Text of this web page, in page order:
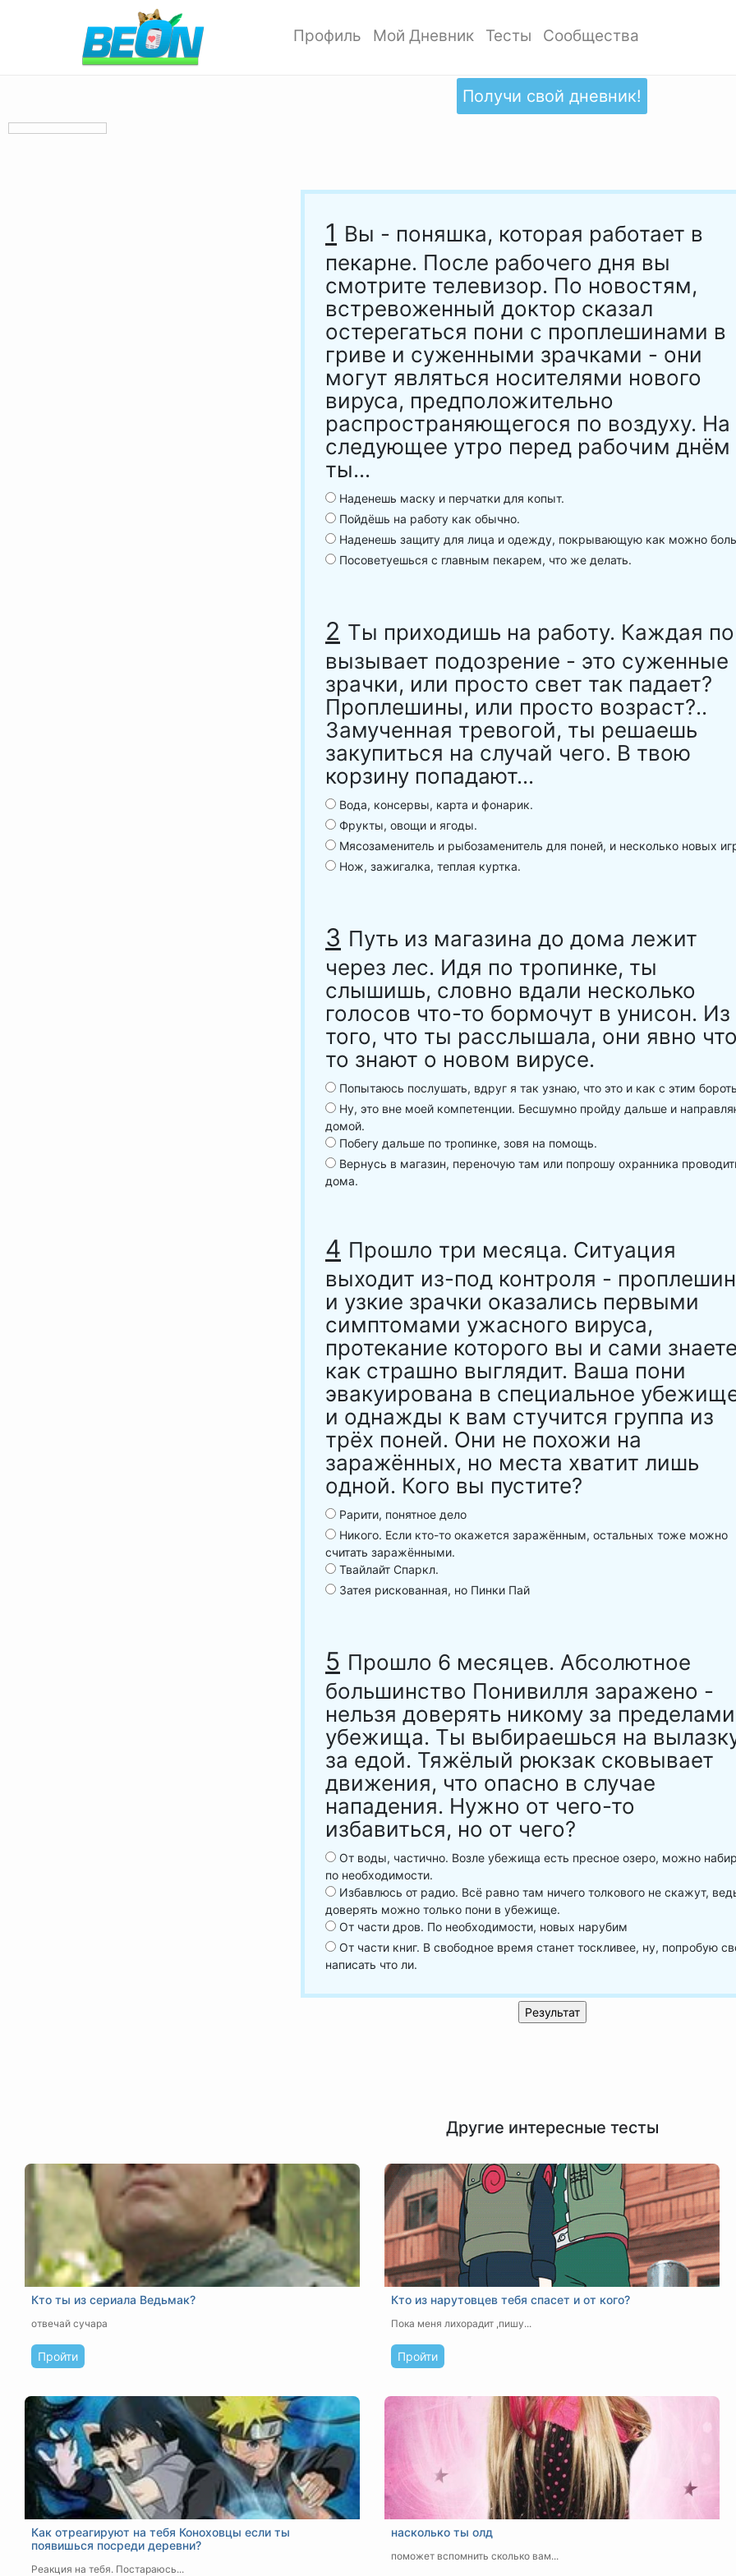
Профиль
Позитивки
Мой Дневник
Добавить запись
Дизайн дневника
Тесты
Добавить тест
Популярные тесты
Сообщества
Создать сообщество
Обзор сообществ
Получи свой дневник!
1 Вы - поняшка, которая работает в
пекарне. После рабочего дня вы
смотрите телевизор. По новостям,
встревоженный доктор сказал
остерегаться пони с проплешинами в
гриве и суженными зрачками - они
могут являться носителями нового
вируса, предположительно
распространяющегося по воздуху. На
следующее утро перед рабочим днём
ты...
Наденешь маску и перчатки для копыт.
Пойдёшь на работу как обычно.
Наденешь защиту для лица и одежду, покрывающую как можно
Посоветуешься с главным пекарем, что же делать.
2 Ты приходишь на работу. Каждая
вызывает подозрение - это суженные
зрачки, или просто свет так падает?
Проплешины, или просто возраст?..
Замученная тревогой, ты решаешь
закупиться на случай чего. В твою
корзину попадают...
Вода, консервы, карта и фонарик.
Фрукты, овощи и ягоды.
Мясозаменитель и рыбозаменитель для поней, и несколько новых
Нож, зажигалка, теплая куртка.
3 Путь из магазина до дома лежит
через лес. Идя по тропинке, ты
слышишь, словно вдали несколько
голосов что-то бормочут в унисон. Из
того, что ты расслышала, они явно
то знают о новом вирусе.
Попытаюсь послушать, вдруг я так узнаю, что это и как с этим
Ну, это вне моей компетенции. Бесшумно пройду дальше и
домой.
Побегу дальше по тропинке, зовя на помощь.
Вернусь в магазин, переночую там или попрошу охранника
дома.
4 Прошло три месяца. Ситуация
выходит из-под контроля -
и узкие зрачки оказались первыми
симптомами ужасного вируса,
протекание которого вы и сами
как страшно выглядит. Ваша пони
эвакуирована в специальное
и однажды к вам стучится группа из
трёх поней. Они не похожи на
заражённых, но места хватит лишь
одной. Кого вы пустите?
Рарити, понятное дело
Никого. Если кто-то окажется заражённым, остальных тоже можно
считать заражёнными.
Твайлайт Спаркл.
Затея рискованная, но Пинки Пай
5 Прошло 6 месяцев. Абсолютное
большинство Понивилля заражено -
нельзя доверять никому за пределами
убежища. Ты выбираешься на
за едой. Тяжёлый рюкзак сковывает
движения, что опасно в случае
нападения. Нужно от чего-то
избавиться, но от чего?
От воды, частично. Возле убежища есть пресное озеро, можно
по необходимости.
Избавлюсь от радио. Всё равно там ничего толкового не скажут,
доверять можно только пони в убежище.
От части дров. По необходимости, новых нарубим
От части книг. В свободное время станет тоскливее, ну, попробую
написать что ли.
Другие интересные тесты
Кто ты из сериала Ведьмак?
отвечай сучара
Пройти
Кто из нарутовцев тебя спасет и от кого?
Пока меня лихорадит ,пишу...
Пройти
Как отреагируют на тебя Коноховцы если ты
появишься посреди деревни?
Реакция на тебя. Постараюсь...
насколько ты олд
поможет вспомнить сколько вам...